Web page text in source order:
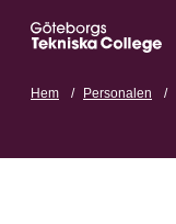
Hem Personalen